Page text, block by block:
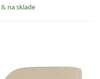
& na sklade